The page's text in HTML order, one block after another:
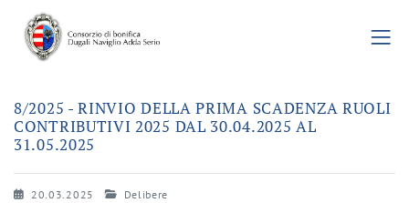
8/2025 - RINVIO DELLA PRIMA SCADENZA RUOLI
CONTRIBUTIVI 2025 DAL 30.04.2025 AL
31.05.2025
20.03.2025 Delibere